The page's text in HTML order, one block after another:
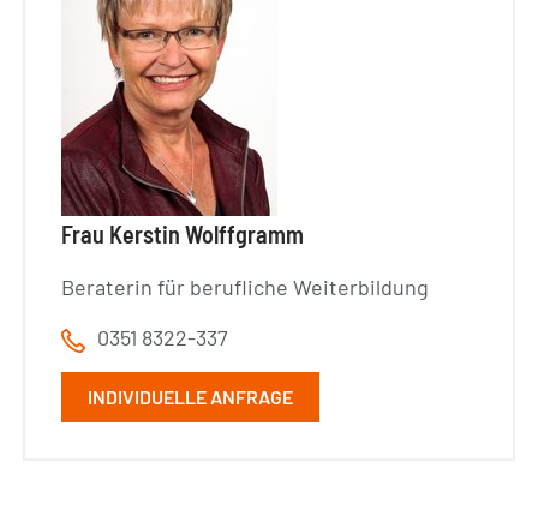
Frau Kerstin Wolffgramm
Beraterin für berufliche Weiterbildung
0351 8322-337
INDIVIDUELLE ANFRAGE